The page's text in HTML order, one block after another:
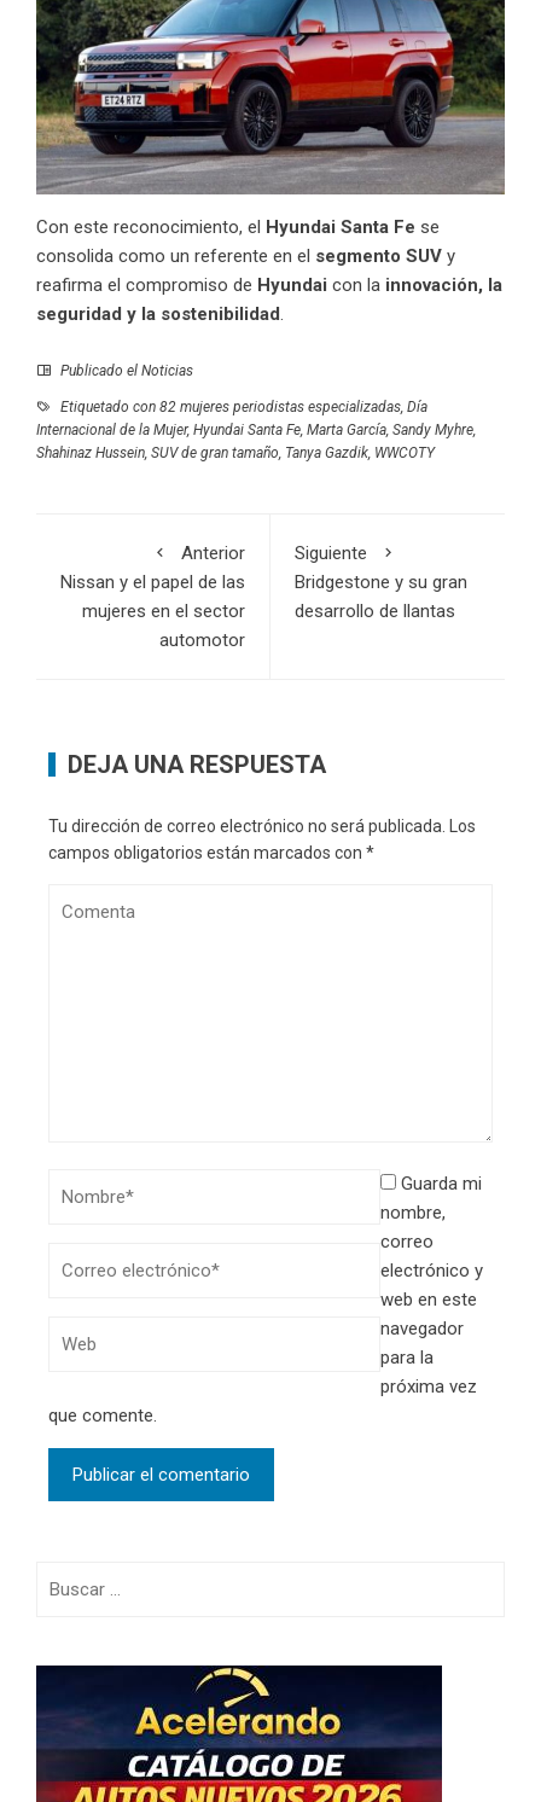
Con este reconocimiento, el Hyundai Santa Fe se
consolida como un referente en el segmento SUV y
reafirma el compromiso de Hyundai con la innovación, la
seguridad y la sostenibilidad
Publicado el Noticias
Etiquetado con 82 mujeres periodistas especializadas Día
Internacional de la Mujer, Hyundai Santa Fe Marta García Sandy Myhre
Shahinaz Hussein SUV de gran tamaño Tanya Gazdik WWCOTY
Anterior
Nissan y el papel de las
mujeres en el sector
automotor
Siguiente
Bridgestone y su gran
desarrollo de llantas
DEJA UNA RESPUESTA
Tu dirección de correo electrónico no será publicada. Los
campos obligatorios están marcados con *
Guarda mi
nombre,
correo
electrónico y
web en este
navegador
para la
próxima vez
que comente.